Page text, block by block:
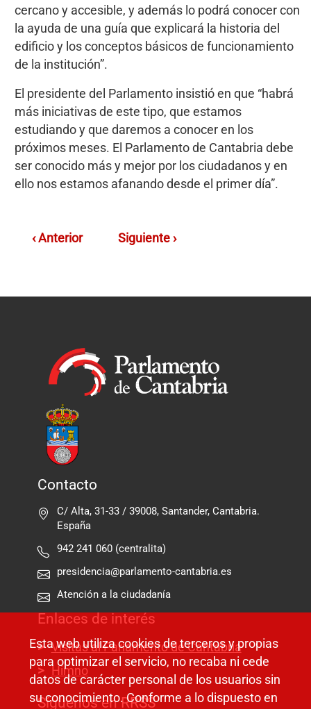
cercano y accesible, y además lo podrá conocer con
la ayuda de una guía que explicará la historia del
edificio y los conceptos básicos de funcionamiento
de la institución”.
El presidente del Parlamento insistió en que “habrá
más iniciativas de este tipo, que estamos
estudiando y que daremos a conocer en los
próximos meses. El Parlamento de Cantabria debe
ser conocido más y mejor por los ciudadanos y en
ello nos estamos afanando desde el primer día”.
‹ Anterior Siguiente ›
Contacto
C/ Alta, 31-33 / 39008, Santander, Cantabria.
España
942 241 060 (centralita)
presidencia@parlamento-cantabria.es
Atención a la ciudadanía
Enlaces de interés
Visitas al Parlamento de Cantabria
Himno
Síguenos en RRSS
Esta web utiliza cookies de terceros y propias
para optimizar el servicio, no recaba ni cede
datos de carácter personal de los usuarios sin
su conocimiento. Conforme a lo dispuesto en